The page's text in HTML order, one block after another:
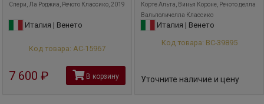
Спери, Ла Роджиа, Речото Классико, 2019
Италия | Венето
Код товара: АС-15967
7 600 руб В корзину
Корте Альта, Винья Короне, Речото делла
Вальполичелла Классико
Италия | Венето
Код товара: ВС-39895
Уточните наличие и цену